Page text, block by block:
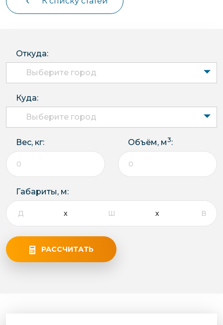
Откуда:
Выберите город
Куда:
Выберите город
Вес, кг: Объём, м3:
Габариты, м:
РАССЧИТАТЬ